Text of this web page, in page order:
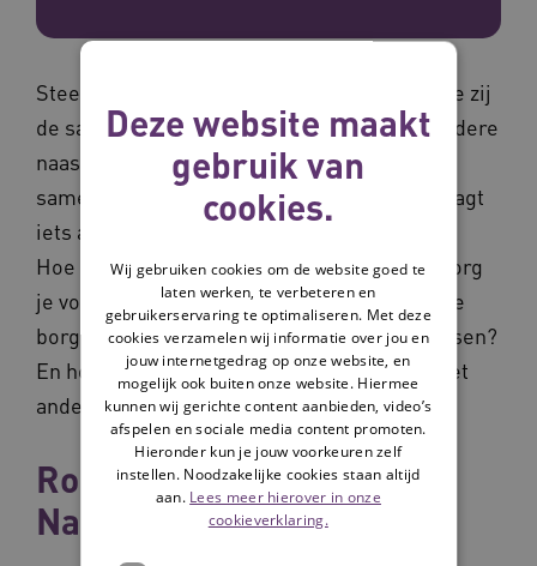
Steeds meer ziekenhuizen onderzoeken hoe zij
de samenwerking met mantelzorgers en andere
naasten kunnen versterken. Maar het
samenspel met naasten in ziekenhuizen vraagt
iets anders in denken, doen en organiseren.
Hoe pak je dat als ziekenhuis nu aan? Hoe zorg
je voor een gevoelde en gedragen visie? Hoe
borg je de nieuwe werkwijze in werkprocessen?
En hoe neem je zorgprofessionals mee in het
anders samenwerken met naasten?
Routekaart
Naastenparticipatie
Deze website maakt
gebruik van
cookies.
Wij gebruiken cookies om de website goed te
laten werken, te verbeteren en
gebruikerservaring te optimaliseren. Met deze
cookies verzamelen wij informatie over jou en
jouw internetgedrag op onze website, en
mogelijk ook buiten onze website. Hiermee
kunnen wij gerichte content aanbieden, video’s
afspelen en sociale media content promoten.
Hieronder kun je jouw voorkeuren zelf
instellen. Noodzakelijke cookies staan altijd
aan. Lees meer hierover in onze
cookieverklaring.